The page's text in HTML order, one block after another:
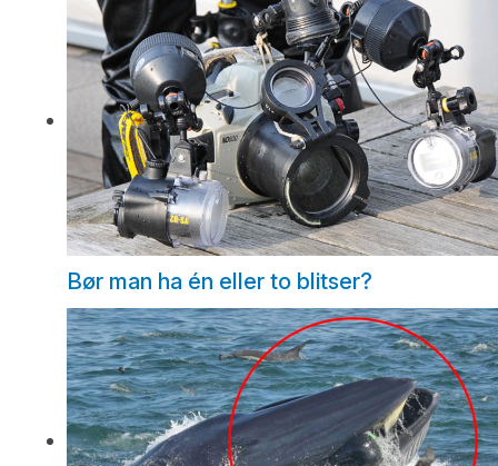
Bør man ha én eller to blitser?